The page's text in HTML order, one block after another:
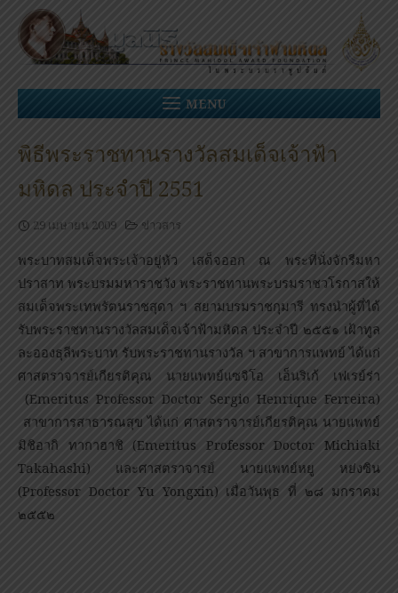
Skip
content
MENU
พิธีพระราชทานรางวัลสมเด็จเจ้าฟ้า
มหิดล ประจำปี 2551
29 เมษายน 2009 ข่าวสาร
พระบาทสมเด็จพระเจ้าอยู่หัว เสด็จออก ณ พระที่นั่งจักรีมหา
ปราสาท พระบรมมหาราชวัง พระราชทานพระบรมราชวโรกาสให้
สมเด็จพระเทพรัตนราชสุดา ฯ สยามบรมราชกุมารี ทรงนำผู้ที่ได้
รับพระราชทานรางวัลสมเด็จเจ้าฟ้ามหิดล ประจำปี ๒๕๕๑ เฝ้าทูล
ละอองธุลีพระบาท รับพระราชทานรางวัล ฯ สาขาการแพทย์ ได้แก่
ศาสตราจารย์เกียรติคุณ นายแพทย์แซจิโอ เอ็นริเก้ เฟเรย์ร่า
(Emeritus Professor Doctor Sergio Henrique Ferreira)
สาขาการสาธารณสุข ได้แก่ ศาสตราจารย์เกียรติคุณ นายแพทย์
มิชิอากิ ทากาฮาชิ (Emeritus Professor Doctor Michiaki
Takahashi) และศาสตราจารย์ นายแพทย์หยู หย่งซิน
(Professor Doctor Yu Yongxin) เมื่อวันพุธ ที่ ๒๘ มกราคม
๒๕๕๒